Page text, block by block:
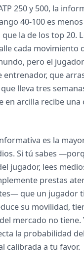
250 y 500, la
40-100 es
la de los top 20.
cada movimiento
pero el
entrenador, que
lleva tres
en arcilla recibe
es la
Si tú sabes
jugador, lees
prestas
que un jugador
su movilidad,
mercado no tiene.
la probabilidad
calibrada a tu favor.